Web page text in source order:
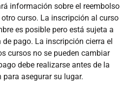
información sobre el reembolso
curso. La inscripción al curso
es posible pero está sujeta a
pago. La inscripción cierra el
cursos no se pueden cambiar
debe realizarse antes de la
asegurar su lugar.